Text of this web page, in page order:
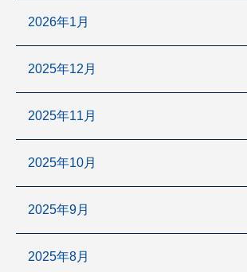
2026年1月
2025年12月
2025年11月
2025年10月
2025年9月
2025年8月